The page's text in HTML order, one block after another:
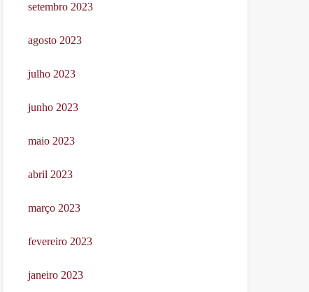
setembro 2023
agosto 2023
julho 2023
junho 2023
maio 2023
abril 2023
março 2023
fevereiro 2023
janeiro 2023